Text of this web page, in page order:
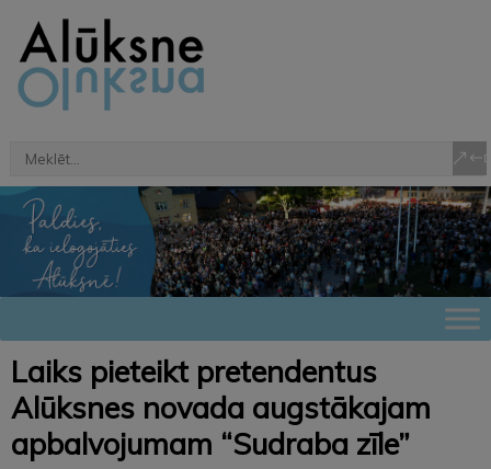
Laiks pieteikt pretendentus
Alūksnes novada augstākajam
apbalvojumam “Sudraba zīle”